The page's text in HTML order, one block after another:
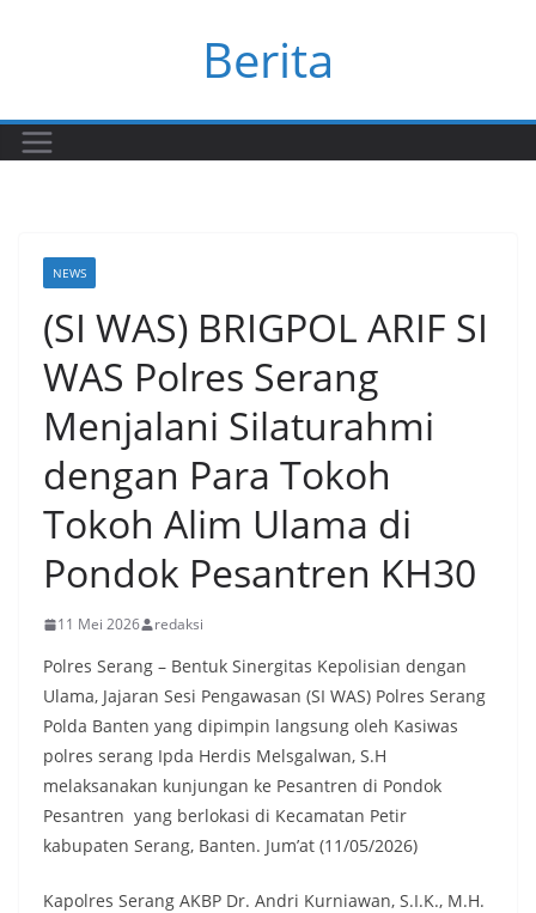
Berita
NEWS
(SI WAS) BRIGPOL ARIF SI
WAS Polres Serang
Menjalani Silaturahmi
dengan Para Tokoh
Tokoh Alim Ulama di
Pondok Pesantren KH30
11 Mei 2026 redaksi
Polres Serang – Bentuk Sinergitas Kepolisian dengan
Ulama, Jajaran Sesi Pengawasan (SI WAS) Polres Serang
Polda Banten yang dipimpin langsung oleh Kasiwas
polres serang Ipda Herdis Melsgalwan, S.H
melaksanakan kunjungan ke Pesantren di Pondok
Pesantren yang berlokasi di Kecamatan Petir
kabupaten Serang, Banten. Jum’at (11/05/2026)
Kapolres Serang AKBP Dr. Andri Kurniawan, S.I.K., M.H.